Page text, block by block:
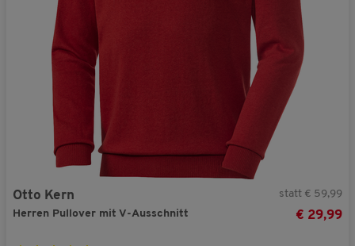
Otto Kern
Herren Pullover mit V-Ausschnitt
statt € 59,99
€ 29,99